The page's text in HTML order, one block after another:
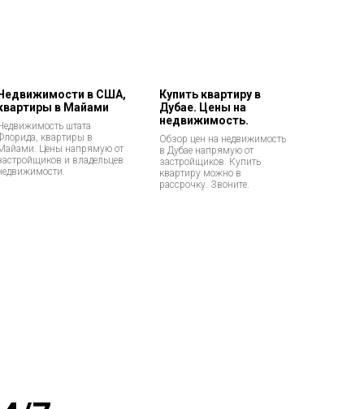
Недвижимости в США,
в Майами
штата
квартиры в
Цены напрямую от
и владельцев
Купить квартиру в
Дубае. Цены на
недвижимость.
Обзор цен на недвижимость
в Дубае напрямую от
застройщиков. Купить
квартиру можно в
рассрочку. Звоните.